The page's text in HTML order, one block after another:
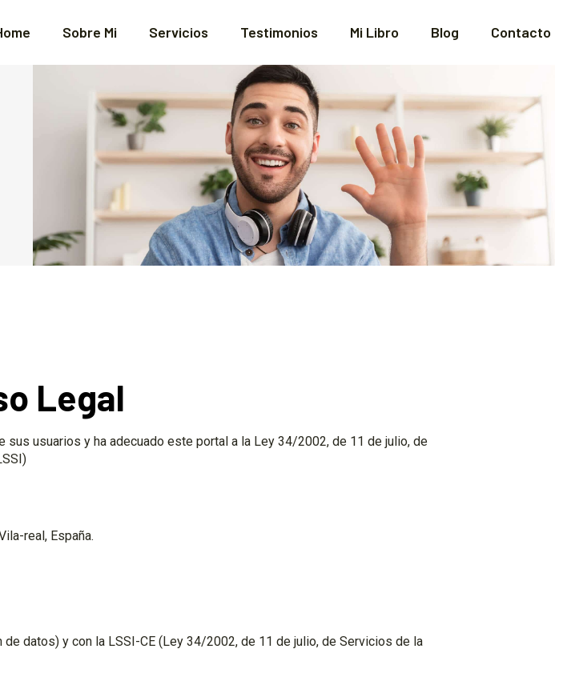
Sobre Mi Servicios Testimonios Mi Libro Blog Contacto
Legal
sus usuarios y ha adecuado este portal a la Ley 34/2002, de 11 de julio, de
real, España.
datos) y con la LSSI-CE (Ley 34/2002, de 11 de julio, de Servicios de la